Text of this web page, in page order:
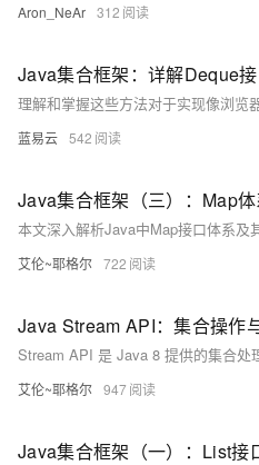
Aron_NeAr 312
Java集合框架：详解Deque
蓝易云 542
Java集合框架（三）：Map
艾伦~耶格尔 722
Java Stream API：集合操作
艾伦~耶格尔 947
Java集合框架（一）：List接